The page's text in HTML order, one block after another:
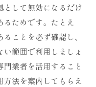
して無効になるだけ
ためです。たとえ
ことを必ず確認し、
範囲で利用しましょ
業者を活用すること
法を案内してもらえ